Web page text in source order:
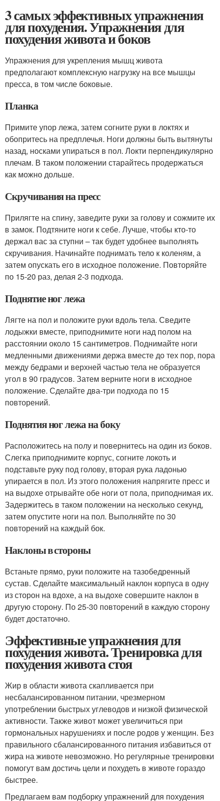
3 самых эффективных упражнения
для похудения. Упражнения для
похудения живота и боков
Упражнения для укрепления мышц живота
предполагают комплексную нагрузку на все мышцы
пресса, в том числе боковые.
Планка
Примите упор лежа, затем согните руки в локтях и
обопритесь на предплечья. Ноги должны быть вытянуты
назад, носками упираться в пол. Локти перпендикулярно
плечам. В таком положении старайтесь продержаться
как можно дольше.
Скручивания на пресс
Прилягте на спину, заведите руки за голову и сожмите их
в замок. Подтяните ноги к себе. Лучше, чтобы кто-то
держал вас за ступни – так будет удобнее выполнять
скручивания. Начинайте поднимать тело к коленям, а
затем опускать его в исходное положение. Повторяйте
по 15-20 раз, делая 2-3 подхода.
Поднятие ног лежа
Лягте на пол и положите руки вдоль тела. Сведите
лодыжки вместе, приподнимите ноги над полом на
расстоянии около 15 сантиметров. Поднимайте ноги
медленными движениями держа вместе до тех пор, пора
между бедрами и верхней частью тела не образуется
угол в 90 градусов. Затем верните ноги в исходное
положение. Сделайте два-три подхода по 15
повторений.
Поднятия ног лежа на боку
Расположитесь на полу и повернитесь на один из боков.
Слегка приподнимите корпус, согните локоть и
подставьте руку под голову, вторая рука ладонью
упирается в пол. Из этого положения напрягите пресс и
на выдохе отрывайте обе ноги от пола, приподнимая их.
Задержитесь в таком положении на несколько секунд,
затем опустите ноги на пол. Выполняйте по 30
повторений на каждый бок.
Наклоны в стороны
Встаньте прямо, руки положите на тазобедренный
сустав. Сделайте максимальный наклон корпуса в одну
из сторон на вдохе, а на выдохе совершите наклон в
другую сторону. По 25-30 повторений в каждую сторону
будет достаточно.
Эффективные упражнения для
похудения живота. Тренировка для
похудения живота стоя
Жир в области живота скапливается при
несбалансированном питании, чрезмерном
употреблении быстрых углеводов и низкой физической
активности. Также живот может увеличиться при
гормональных нарушениях и после родов у женщин. Без
правильного сбалансированного питания избавиться от
жира на животе невозможно. Но регулярные тренировки
помогут вам достичь цели и похудеть в животе гораздо
быстрее.
Предлагаем вам подборку упражнений для похудения